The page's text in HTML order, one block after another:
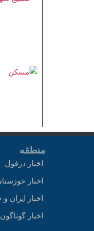
منطقه
اخبار دزفول
اخبار
اخبار ایران
اخبار گوناگون